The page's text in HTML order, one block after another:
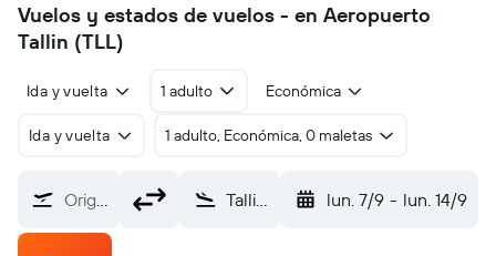
Vuelos y estados de vuelos - en Aeropuerto
Tallin (TLL)
Ida y vuelta 1 adulto Económica
Ida y vuelta 1 adulto, Económica, 0 maletas
Origen Tallin (TLL) lun. 7/9 - lun. 14/9